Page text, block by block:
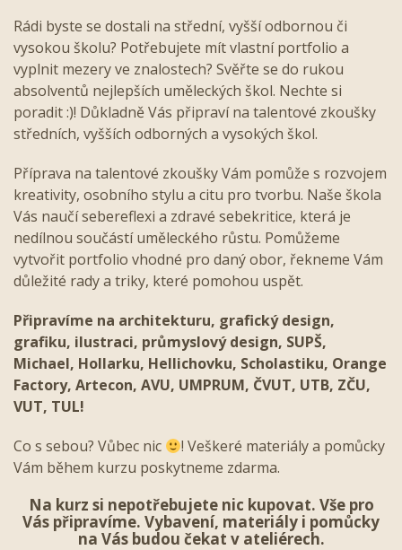
Rádi byste se dostali na střední, vyšší odbornou či
vysokou školu? Potřebujete mít vlastní portfolio a
vyplnit mezery ve znalostech? Svěřte se do rukou
absolventů nejlepších uměleckých škol. Nechte si
poradit :)! Důkladně Vás připraví na talentové zkoušky
středních, vyšších odborných a vysokých škol.
Příprava na talentové zkoušky Vám pomůže s rozvojem
kreativity, osobního stylu a citu pro tvorbu. Naše škola
Vás naučí sebereflexi a zdravé sebekritice, která je
nedílnou součástí uměleckého růstu. Pomůžeme
vytvořit portfolio vhodné pro daný obor, řekneme Vám
důležité rady a triky, které pomohou uspět.
Připravíme na architekturu, grafický design,
grafiku, ilustraci, průmyslový design, SUPŠ,
Michael, Hollarku, Hellichovku, Scholastiku, Orange
Factory, Artecon, AVU, UMPRUM, ČVUT, UTB, ZČU,
VUT, TUL!
Co s sebou? Vůbec nic
! Veškeré materiály a pomůcky
Vám během kurzu poskytneme zdarma.
Na kurz si nepotřebujete nic kupovat. Vše pro
Vás připravíme. Vybavení, materiály i pomůcky
na Vás budou čekat v ateliérech.